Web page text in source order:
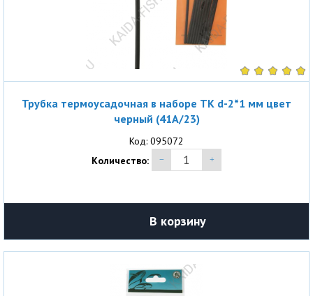
Трубка термоусадочная в наборе ТК d-2*1 мм цвет
черный (41A/23)
Код: 095072
Количество:
В корзину